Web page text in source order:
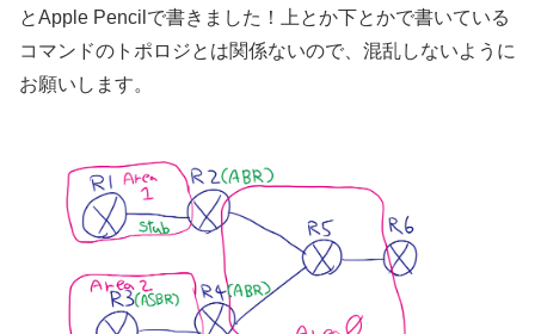
とApple Pencilで書きました！上とか下とかで書いている
コマンドのトポロジとは関係ないので、混乱しないように
お願いします。